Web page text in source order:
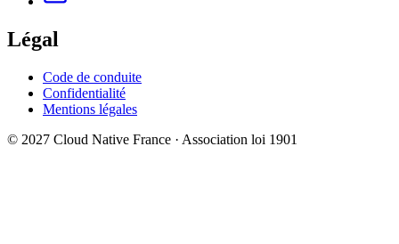
Légal
Code de conduite
Confidentialité
Mentions légales
© 2027 Cloud Native France · Association loi 1901